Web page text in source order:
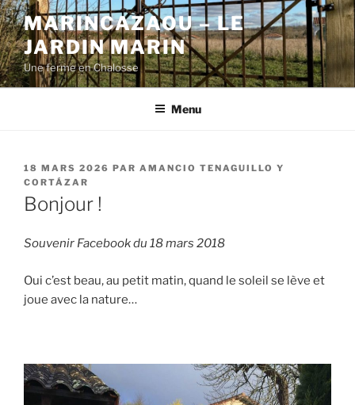
Aller
au
contenu
principal
MARINCAZAOU – LE
JARDIN MARIN
Une ferme en Chalosse
Menu
PUBLIÉ
LE
18 MARS 2026 PAR AMANCIO TENAGUILLO Y
CORTÁZAR
Bonjour !
Souvenir Facebook du 18 mars 2018
Oui c’est beau, au petit matin, quand le soleil se lève et
joue avec la nature…